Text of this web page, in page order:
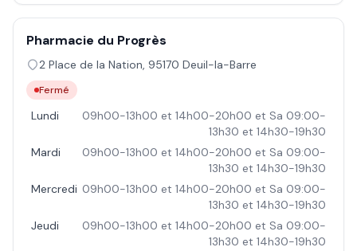
Pharmacie du Progrès
2 Place de la Nation, 95170 Deuil-la-Barre
Fermé
Lundi
09h00-13h00 et 14h00-20h00 et Sa 09:00-
13h30 et 14h30-19h30
Mardi
09h00-13h00 et 14h00-20h00 et Sa 09:00-
13h30 et 14h30-19h30
Mercredi 09h00-13h00 et 14h00-20h00 et Sa 09:00-
13h30 et 14h30-19h30
Jeudi
09h00-13h00 et 14h00-20h00 et Sa 09:00-
13h30 et 14h30-19h30